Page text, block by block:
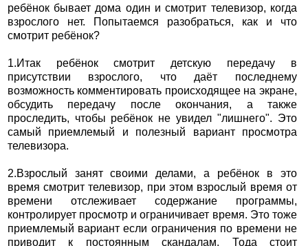
ребёнок бывает дома один и смотрит телевизор, когда
взрослого нет. Попытаемся разобраться, как и что
смотрит ребёнок?
1.Итак ребёнок смотрит детскую передачу в
присутствии взрослого, что даёт последнему
возможность комментировать происходящее на экране,
обсудить передачу после окончания, а также
проследить, чтобы ребёнок не увидел "лишнего". Это
самый приемлемый и полезный вариант просмотра
телевизора.
2.Взрослый занят своими делами, а ребёнок в это
время смотрит телевизор, при этом взрослый время от
времени отслеживает содержание программы,
контролирует просмотр и ограничивает время. Это тоже
приемлемый вариант если ограничения по времени не
приводит к постоянным скандалам. Тода стоит